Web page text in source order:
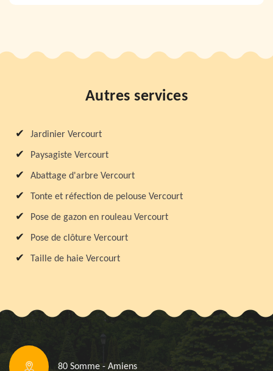
Autres services
Jardinier Vercourt
Paysagiste Vercourt
Abattage d'arbre Vercourt
Tonte et réfection de pelouse Vercourt
Pose de gazon en rouleau Vercourt
Pose de clôture Vercourt
Taille de haie Vercourt
80 Somme - Amiens